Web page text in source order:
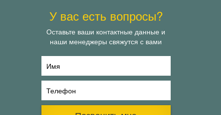
У вас есть вопросы?
Оставьте ваши контактные данные и
наши менеджеры свяжутся с вами
Имя
Телефон